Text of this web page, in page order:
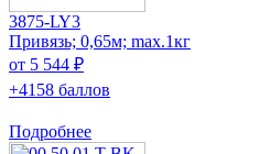
3875-LY3
Привязь; 0,65м; max.1кг
от 5 544 ₽
+4158 баллов
Подробнее